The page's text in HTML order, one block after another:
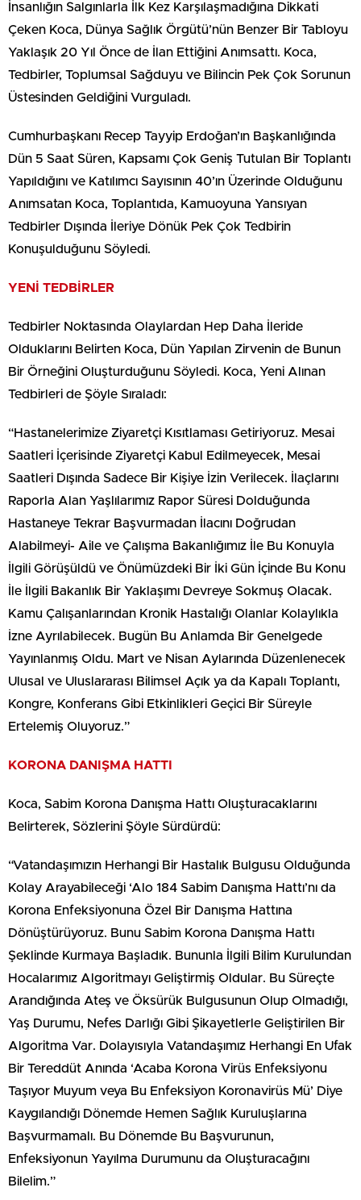
İnsanlığın Salgınlarla İlk Kez Karşılaşmadığına Dikkati
Çeken Koca, Dünya Sağlık Örgütü’nün Benzer Bir Tabloyu
Yaklaşık 20 Yıl Önce de İlan Ettiğini Anımsattı. Koca,
Tedbirler, Toplumsal Sağduyu ve Bilincin Pek Çok Sorunun
Üstesinden Geldiğini Vurguladı.
Cumhurbaşkanı Recep Tayyip Erdoğan’ın Başkanlığında
Dün 5 Saat Süren, Kapsamı Çok Geniş Tutulan Bir Toplantı
Yapıldığını ve Katılımcı Sayısının 40’ın Üzerinde Olduğunu
Anımsatan Koca, Toplantıda, Kamuoyuna Yansıyan
Tedbirler Dışında İleriye Dönük Pek Çok Tedbirin
Konuşulduğunu Söyledi.
YENİ TEDBİRLER
Tedbirler Noktasında Olaylardan Hep Daha İleride
Olduklarını Belirten Koca, Dün Yapılan Zirvenin de Bunun
Bir Örneğini Oluşturduğunu Söyledi. Koca, Yeni Alınan
Tedbirleri de Şöyle Sıraladı:
“Hastanelerimize Ziyaretçi Kısıtlaması Getiriyoruz. Mesai
Saatleri İçerisinde Ziyaretçi Kabul Edilmeyecek, Mesai
Saatleri Dışında Sadece Bir Kişiye İzin Verilecek. İlaçlarını
Raporla Alan Yaşlılarımız Rapor Süresi Dolduğunda
Hastaneye Tekrar Başvurmadan İlacını Doğrudan
Alabilmeyi- Aile ve Çalışma Bakanlığımız İle Bu Konuyla
İlgili Görüşüldü ve Önümüzdeki Bir İki Gün İçinde Bu Konu
İle İlgili Bakanlık Bir Yaklaşımı Devreye Sokmuş Olacak.
Kamu Çalışanlarından Kronik Hastalığı Olanlar Kolaylıkla
İzne Ayrılabilecek. Bugün Bu Anlamda Bir Genelgede
Yayınlanmış Oldu. Mart ve Nisan Aylarında Düzenlenecek
Ulusal ve Uluslararası Bilimsel Açık ya da Kapalı Toplantı,
Kongre, Konferans Gibi Etkinlikleri Geçici Bir Süreyle
Ertelemiş Oluyoruz.”
KORONA DANIŞMA HATTI
Koca, Sabim Korona Danışma Hattı Oluşturacaklarını
Belirterek, Sözlerini Şöyle Sürdürdü:
“Vatandaşımızın Herhangi Bir Hastalık Bulgusu Olduğunda
Kolay Arayabileceği ‘Alo 184 Sabim Danışma Hattı’nı da
Korona Enfeksiyonuna Özel Bir Danışma Hattına
Dönüştürüyoruz. Bunu Sabim Korona Danışma Hattı
Şeklinde Kurmaya Başladık. Bununla İlgili Bilim Kurulundan
Hocalarımız Algoritmayı Geliştirmiş Oldular. Bu Süreçte
Arandığında Ateş ve Öksürük Bulgusunun Olup Olmadığı,
Yaş Durumu, Nefes Darlığı Gibi Şikayetlerle Geliştirilen Bir
Algoritma Var. Dolayısıyla Vatandaşımız Herhangi En Ufak
Bir Tereddüt Anında ‘Acaba Korona Virüs Enfeksiyonu
Taşıyor Muyum veya Bu Enfeksiyon Koronavirüs Mü’ Diye
Kaygılandığı Dönemde Hemen Sağlık Kuruluşlarına
Başvurmamalı. Bu Dönemde Bu Başvurunun,
Enfeksiyonun Yayılma Durumunu da Oluşturacağını
Bilelim.”